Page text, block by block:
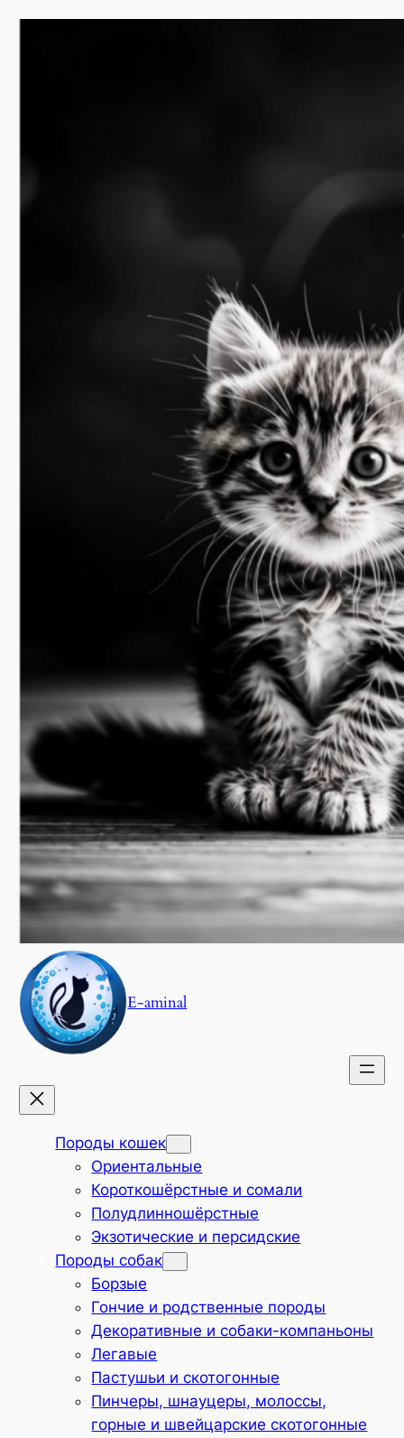
Перейти
E-aminal
Породы кошек
Ориентальные
Короткошёрстные и сомали
Полудлинношёрстные
Экзотические и персидские
Породы собак
Борзые
Гончие и родственные породы
Декоративные и собаки-компаньоны
Легавые
Пастушьи и скотогонные
Пинчеры, шнауцеры, молоссы,
горные и швейцарские скотогонные